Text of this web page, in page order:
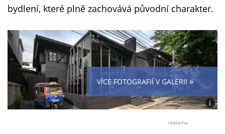
bydlení, které plně zachovává původní charakter.
VÍCE FOTOGRAFIÍ V GALERII »
i
Foto:
reklama